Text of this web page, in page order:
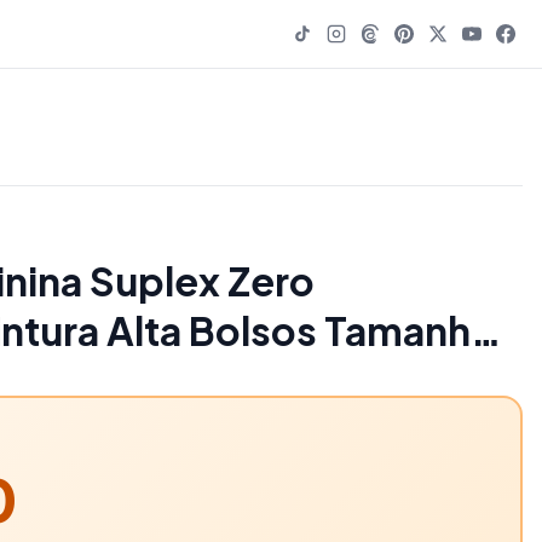
Suplex Zero
Alta Bolsos Tamanho
- 23% OFF | Women